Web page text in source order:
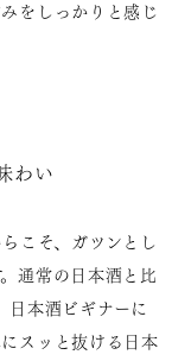
をしっかりと感じ
わい
こそ、ガツンとし
通常の日本酒と比
日本酒ビギナーに
スッと抜ける日本